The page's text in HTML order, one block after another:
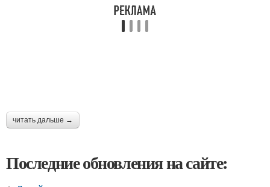
читать дальше →
Последние обновления на сайте: